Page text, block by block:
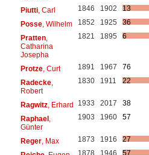
Piutti, Carl 1846 1902
13
Posse, Wilhelm 1852 1925
36
Pratten,
Catharina
Josepha
1821 1895 6
Protze, Curt 1891 1967
76
Radecke,
Robert
1830 1911 22
Ragwitz, Erhard 1933 2017
38
Raphael,
Günter
1903 1960 57
Reger, Max 1873 1916
27
1878 1946
57